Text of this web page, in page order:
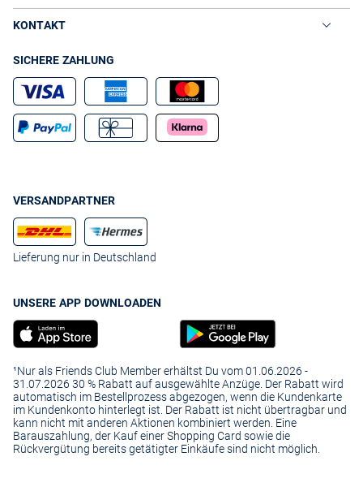
KONTAKT
SICHERE ZAHLUNG
VERSANDPARTNER
Lieferung nur in Deutschland
UNSERE APP DOWNLOADEN
¹Nur als Friends Club Member erhältst Du vom 01.06.2026 -
31.07.2026 30 % Rabatt auf ausgewählte Anzüge. Der Rabatt wird
automatisch im Bestellprozess abgezogen, wenn die Kundenkarte
im Kundenkonto hinterlegt ist. Der Rabatt ist nicht übertragbar und
kann nicht mit anderen Aktionen kombiniert werden. Eine
Barauszahlung, der Kauf einer Shopping Card sowie die
Rückvergütung bereits getätigter Einkäufe sind nicht möglich.